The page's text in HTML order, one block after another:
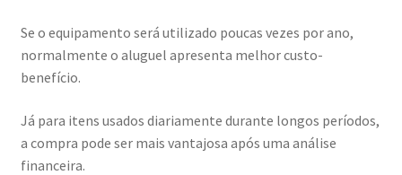
Se o equipamento será utilizado poucas vezes por ano,
normalmente o aluguel apresenta melhor custo-
benefício.
Já para itens usados diariamente durante longos períodos,
a compra pode ser mais vantajosa após uma análise
financeira.